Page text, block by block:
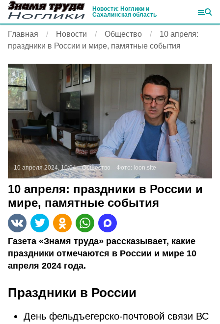
Новости: Ноглики и
Сахалинская область
Главная Новости Общество
10 апреля:
праздники в России и мире, памятные события
10 апреля 2024, 10:04 Общество Фото: loon.site
10 апреля: праздники в России и
мире, памятные события
Газета «Знамя труда» рассказывает, какие
праздники отмечаются в России и мире 10
апреля 2024 года.
Праздники в России
День фельдъегерско-почтовой связи ВС